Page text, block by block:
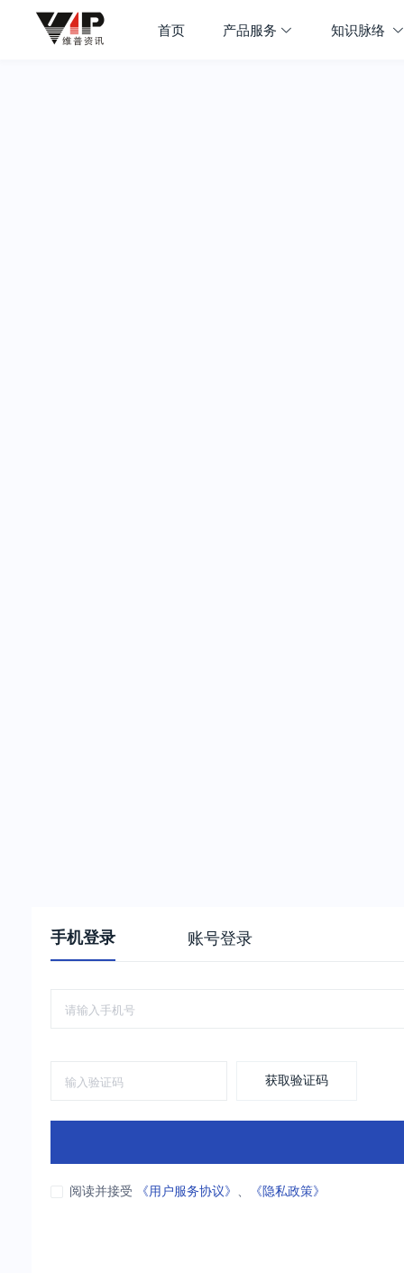
首页 产品服务 知识脉络
手机登录 账号登录
获取验证码
阅读并接受 《用户服务协议》 、 《隐私政策》